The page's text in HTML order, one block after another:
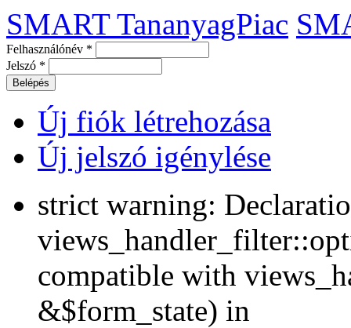
SMART TananyagPiac
Felhasználónév *
Jelszó *
Új fiók létrehozása
Új jelszó igénylése
strict warning:
compatible with
&$form_state) in